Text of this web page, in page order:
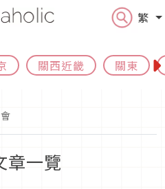
繁
關西近畿 關東
章一覽